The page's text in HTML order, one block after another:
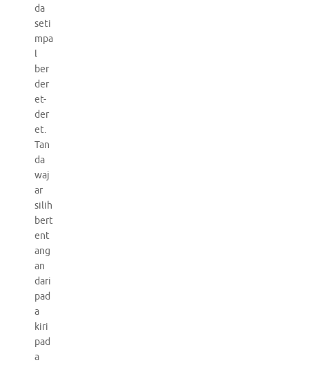
da
seti
mpa
l
ber
der
et-
der
et.
Tan
da
waj
ar
silih
bert
ent
ang
an
dari
pad
a
kiri
pad
a